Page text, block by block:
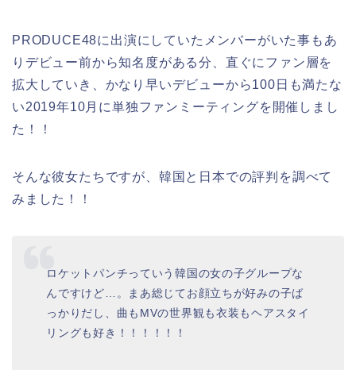
PRODUCE48に出演にしていたメンバーがいた事もあ
りデビュー前から知名度がある分、直ぐにファン層を
拡大していき、かなり早いデビューから100日も満たな
い2019年10月に単独ファンミーティングを開催しまし
た！！
そんな彼女たちですが、韓国と日本での評判を調べて
みました！！
ロケットパンチっていう韓国の女の子グループな
んですけど…。まあ総じてお顔立ちが好みの子ば
っかりだし、曲もMVの世界観も衣装もヘアスタイ
リングも好き！！！！！！